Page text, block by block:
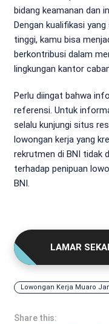
bidang keamanan dan
Dengan kualifikasi
tinggi, kamu bisa
berkontribusi dalam
lingkungan kantor
Perlu diingat bahwa
referensi. Untuk
selalu kunjungi situs
lowongan kerja yang
rekrutmen di BNI tidak
terhadap penipuan
BNI.
LAMAR
Lowongan Kerja Muaro
Share this: